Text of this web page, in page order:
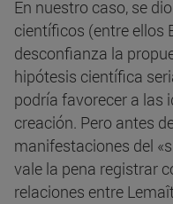
En nuestro caso, se
científicos (entre ellos
desconfianza la
hipótesis científica
podría favorecer a las
creación. Pero antes
manifestaciones del
vale la pena registrar
relaciones entre